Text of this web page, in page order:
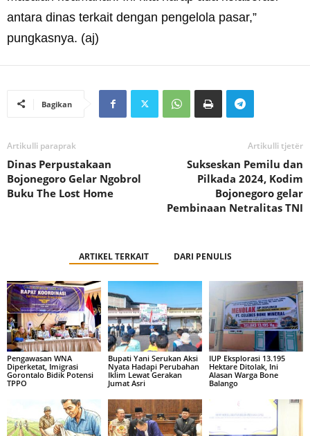
antara dinas terkait dengan pengelola pasar,”
pungkasnya. (aj)
Bagikan
Artikulli paraprak
Dinas Perpustakaan
Bojonegoro Gelar Ngobrol
Buku The Lost Home
Artikulli tjetër
Sukseskan Pemilu dan
Pilkada 2024, Kodim
Bojonegoro gelar
Pembinaan Netralitas TNI
ARTIKEL TERKAIT DARI PENULIS
Pengawasan WNA
Diperketat, Imigrasi
Gorontalo Bidik Potensi
TPPO
Bupati Yani Serukan Aksi
Nyata Hadapi Perubahan
Iklim Lewat Gerakan
Jumat Asri
IUP Eksplorasi 13.195
Hektare Ditolak, Ini
Alasan Warga Bone
Balango